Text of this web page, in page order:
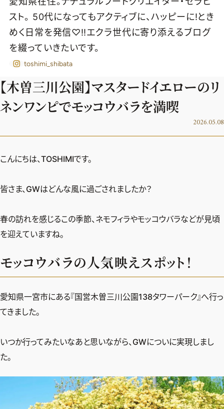
2026年9月号
定期購読
デジタル版
エクラプレミアム通販
売れ筋ランキング
エクラ掲載品
エクラ限定アイテム
ファッション、ライフスタイル、
そしてエクラの美意識を、SNSで発信しています。
スト。 50代になってもアクティブに、ハッピーに!とき
めく日常を発信♡‼︎エクラ世代に寄り添えるブログ
を綴っていきたいです。
toshimi_shibata
【木曽三川公園】マスタードイエローのリ
ネンワンピでモッコウバラを満喫
2026.05.08
こんにちは、TOSHIMIです。
皆さま、GWはどんな風に過ごされましたか？
春の訪れを感じるこの季節、ネモフィラやモッコウバラなどが見頃
を迎えていますね。
モッコウバラの人気映えスポット！
愛知県一宮市にある『国営木曽三川公園138タワーパーク』へ行っ
てきました。
いつか行ってみたいなあと思いながら、GWについに実現しまし
た。